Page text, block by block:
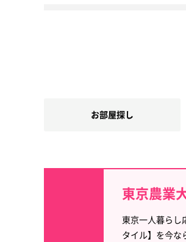
お部屋探し
東京農業
東京一人暮らし
タイル】を今な